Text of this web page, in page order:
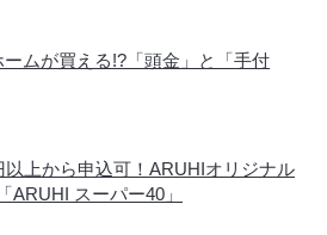
さい。
ームが買える!?「頭金」と「手付
上から申込可！ARUHIオリジナル
ARUHI スーパー40」